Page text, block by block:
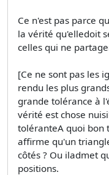
Ce n'est pas parce
la vérité qu'elledoit
celles qui ne
[Ce ne sont pas les
rendu les plus
grande tolérance à
vérité est chose
toléranteA quoi bon
affirme qu'un
côtés ? Ou iladmet
positions.